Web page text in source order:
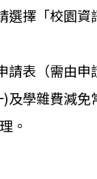
擇「校園資
請表（需由申
及學雜費減免
。